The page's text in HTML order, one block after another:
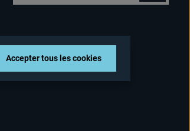
confirmez que vous avez lu nos
informations sur la protection des
et que vous avez accepté nos
required.
Accepter tous les cookies